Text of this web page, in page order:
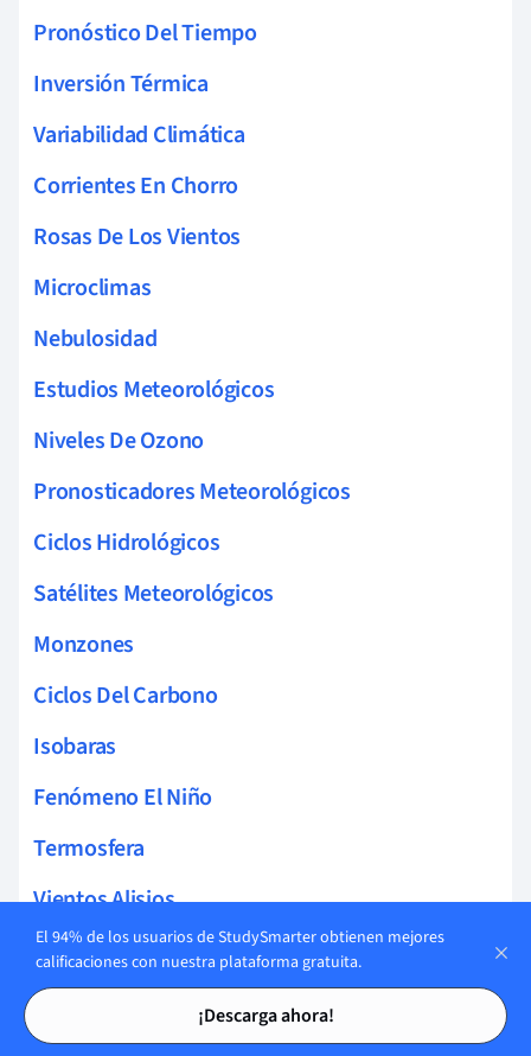
Tarjetas de estudio
Tarjetas de estudio
Pronóstico Del Tiempo
Inversión Térmica
Variabilidad Climática
Corrientes En Chorro
Rosas De Los Vientos
Microclimas
Nebulosidad
Estudios Meteorológicos
Niveles De Ozono
Pronosticadores Meteorológicos
Ciclos Hidrológicos
Satélites Meteorológicos
Monzones
Ciclos Del Carbono
Isobaras
Fenómeno El Niño
Termosfera
Vientos Alisios
Mesosfera
Nubes Cumulonimbus
El 94% de los usuarios de StudySmarter obtienen mejores
calificaciones con nuestra plataforma gratuita.
¡Descarga ahora!